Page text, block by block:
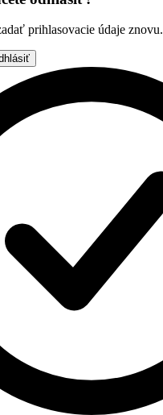
prihlasovacie údaje znovu.